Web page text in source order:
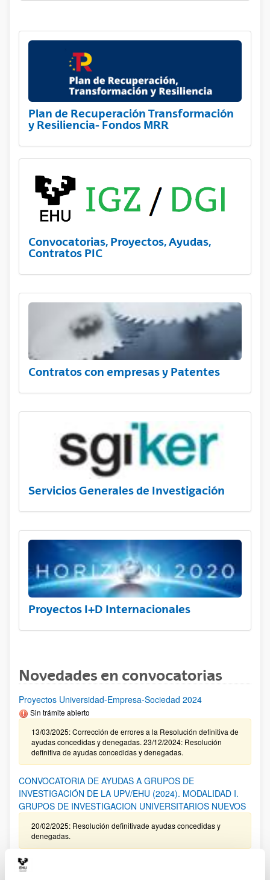
Plan de Recuperación Transformación
y Resiliencia- Fondos MRR
Convocatorias, Proyectos, Ayudas,
Contratos PIC
Contratos con empresas y Patentes
Servicios Generales de Investigación
Proyectos I+D Internacionales
Novedades en convocatorias
Proyectos Universidad-Empresa-Sociedad 2024
Sin trámite abierto
13/03/2025: Corrección de errores a la Resolución definitiva de
ayudas concedidas y denegadas. 23/12/2024: Resolución
definitiva de ayudas concedidas y denegadas.
CONVOCATORIA DE AYUDAS A GRUPOS DE
INVESTIGACIÓN DE LA UPV/EHU (2024). MODALIDAD I.
GRUPOS DE INVESTIGACION UNIVERSITARIOS NUEVOS
20/02/2025: Resolución definitivade ayudas concedidas y
denegadas.
Programa ELKARTEK 2025: Fase I. Ayudas a la